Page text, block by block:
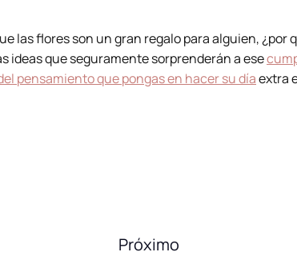
las flores son un gran regalo para alguien, ¿por
ideas que seguramente sorprenderán a ese
pensamiento que pongas en hacer su díaextra
Próximo